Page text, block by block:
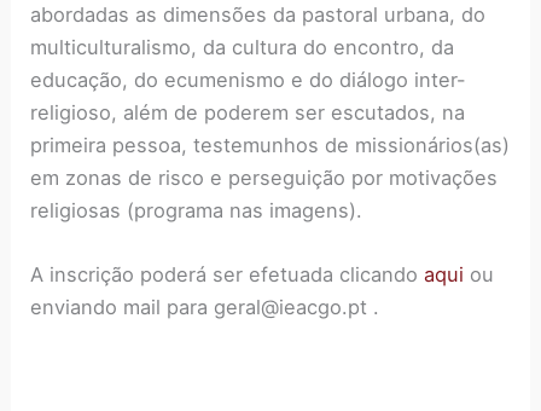
abordadas as dimensões da pastoral urbana, do
multiculturalismo, da cultura do encontro, da
educação, do ecumenismo e do diálogo inter-
religioso, além de poderem ser escutados, na
primeira pessoa, testemunhos de missionários(as)
em zonas de risco e perseguição por motivações
religiosas (programa nas imagens).
A inscrição poderá ser efetuada clicandoaqui ou
enviando mail para geral@ieacgo.pt .